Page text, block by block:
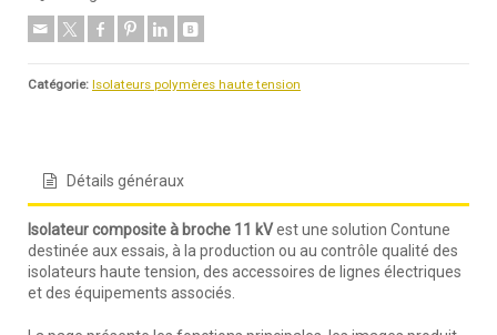
Catégorie: Isolateurs polymères haute tension
Détails généraux
Isolateur composite à broche 11 kVest une solution Contune
destinée aux essais, à la production ou au contrôle qualité des
isolateurs haute tension, des accessoires de lignes électriques
et des équipements associés.